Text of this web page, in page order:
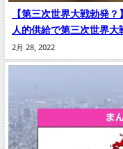
【第三次世界大戦勃発
人的供給で第三次世界
2月 28, 2022